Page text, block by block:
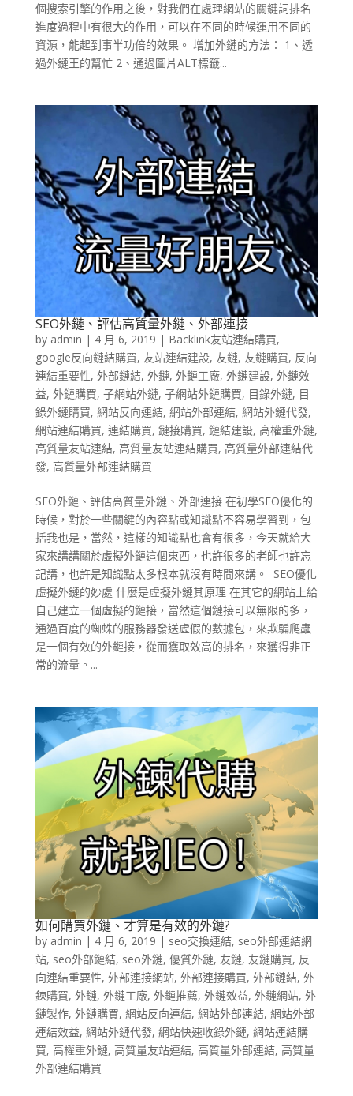
個搜索引擎的作用之後，對我們在處理網站的關鍵詞排名
進度過程中有很大的作用，可以在不同的時候運用不同的
資源，能起到事半功倍的效果。 增加外鏈的方法： 1、透
過外鏈王的幫忙 2、通過圖片ALT標籤...
SEO外鏈、評估高質量外鏈、外部連接
by admin | 4 月 6, 2019 | Backlink友站連結購買,
google反向鏈結購買, 友站連結建設, 友鏈, 友鏈購買, 反向
連結重要性, 外部鏈結, 外鏈, 外鏈工廠, 外鏈建設, 外鏈效
益, 外鏈購買, 子網站外鏈, 子網站外鏈購買, 目錄外鏈, 目
錄外鏈購買, 網站反向連結, 網站外部連結, 網站外鏈代發,
網站連結購買, 連結購買, 鏈接購買, 鏈結建設, 高權重外鏈,
高質量友站連結, 高質量友站連結購買, 高質量外部連結代
發, 高質量外部連結購買
SEO外鏈、評估高質量外鏈、外部連接 在初學SEO優化的
時候，對於一些關鍵的內容點或知識點不容易學習到，包
括我也是，當然，這樣的知識點也會有很多，今天就給大
家來講講關於虛擬外鏈這個東西，也許很多的老師也許忘
記講，也許是知識點太多根本就沒有時間來講。 SEO優化
虛擬外鏈的妙處 什麼是虛擬外鏈其原理 在其它的網站上給
自己建立一個虛擬的鏈接，當然這個鏈接可以無限的多，
通過百度的蜘蛛的服務器發送虛假的數據包，來欺騙爬蟲
是一個有效的外鏈接，從而獲取效高的排名，來獲得非正
常的流量。...
如何購買外鏈、才算是有效的外鏈?
by admin | 4 月 6, 2019 | seo交換連結, seo外部連結網
站, seo外部鏈結, seo外鏈, 優質外鏈, 友鏈, 友鏈購買, 反
向連結重要性, 外部連接網站, 外部連接購買, 外部鏈結, 外
鍊購買, 外鏈, 外鏈工廠, 外鏈推薦, 外鏈效益, 外鏈網站, 外
鏈製作, 外鏈購買, 網站反向連結, 網站外部連結, 網站外部
連結效益, 網站外鏈代發, 網站快速收錄外鏈, 網站連結購
買, 高權重外鏈, 高質量友站連結, 高質量外部連結, 高質量
外部連結購買